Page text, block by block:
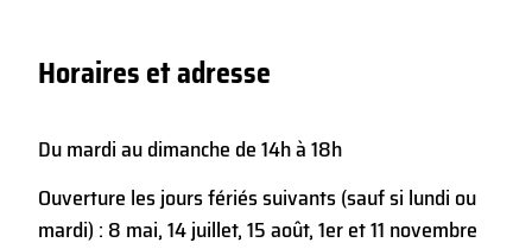
Horaires et adresse
Du mardi au dimanche de 14h à 18h
Ouverture les jours fériés suivants (sauf si lundi ou
mardi) : 8 mai, 14 juillet, 15 août, 1er et 11 novembre